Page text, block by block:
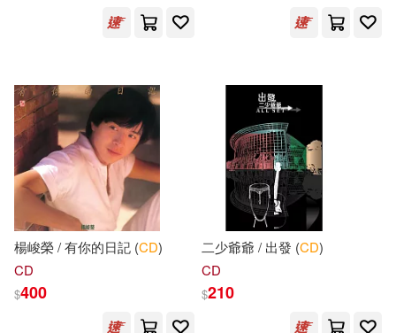
人民教育出版社教學資源編輯室(14
6)
フレッシュ・ゴードン(132)
李永新(129)
中華未來學校教育學會師資群(128)
素人ホイホイZ(123)
機械工業出版社(1512)
Warner Classics(1200)
清華大學出版社(1136)
SECRET MUSIC(1081)
Linfair Records Limited(875)
一個月內上市新品(387)
本週上市新品(75)
電子書 (可複選)
楊峻榮 / 有你的日記 (CD)
CD
$400
二少爺爺 / 出發 (CD)
CD
$210